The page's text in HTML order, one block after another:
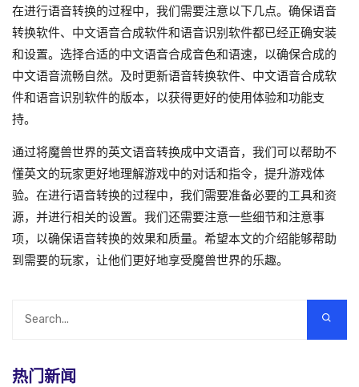
在进行语音转换的过程中，我们需要注意以下几点。确保语音
转换软件、中文语音合成软件和语音识别软件都已经正确安装
和设置。选择合适的中文语音合成音色和语速，以确保合成的
中文语音流畅自然。及时更新语音转换软件、中文语音合成软
件和语音识别软件的版本，以获得更好的使用体验和功能支
持。
通过将魔兽世界的英文语音转换成中文语音，我们可以帮助不
懂英文的玩家更好地理解游戏中的对话和指令，提升游戏体
验。在进行语音转换的过程中，我们需要准备必要的工具和资
源，并进行相关的设置。我们还需要注意一些细节和注意事
项，以确保语音转换的效果和质量。希望本文的介绍能够帮助
到需要的玩家，让他们更好地享受魔兽世界的乐趣。
热门新闻